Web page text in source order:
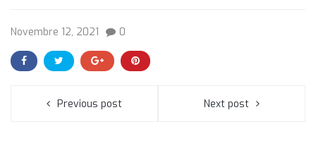
Novembre 12, 2021 0
Previous post Next post